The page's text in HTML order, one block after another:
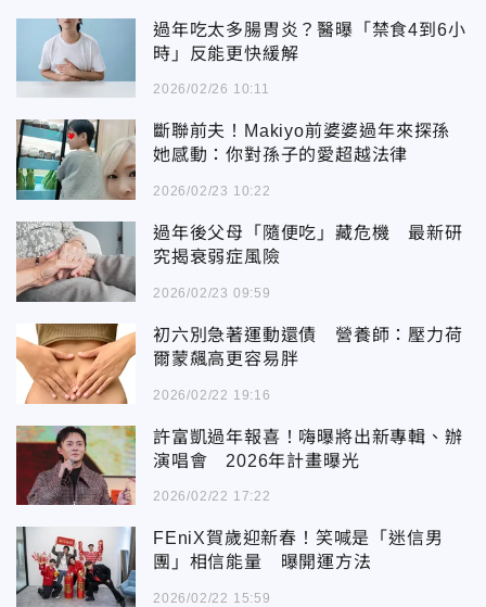
過年吃太多腸胃炎？醫曝「禁食4到6小
時」反能更快緩解
2026/02/26 10:11
斷聯前夫！Makiyo前婆婆過年來探孫
她感動：你對孫子的愛超越法律
2026/02/23 10:22
過年後父母「隨便吃」藏危機 最新研
究揭衰弱症風險
2026/02/23 09:59
初六別急著運動還債 營養師：壓力荷
爾蒙飆高更容易胖
2026/02/22 19:16
許富凱過年報喜！嗨曝將出新專輯、辦
演唱會 2026年計畫曝光
2026/02/22 17:22
FEniX賀歲迎新春！笑喊是「迷信男
團」相信能量 曝開運方法
2026/02/22 15:59